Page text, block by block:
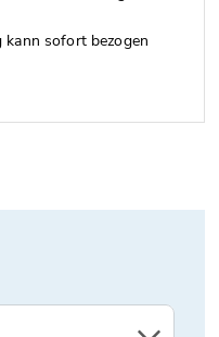
sofort bezogen